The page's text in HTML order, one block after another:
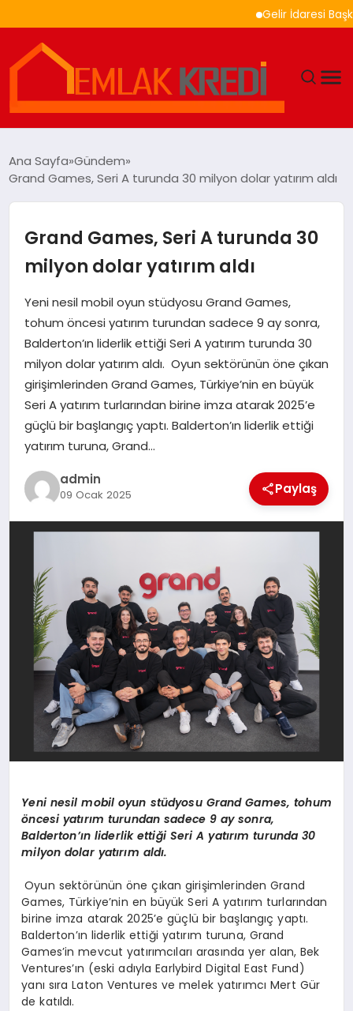
Gelir İdaresi Başkanlığı
DÜNYA
EĞITIM
MAGAZIN
SAĞLIK
SIYASET
SPOR
TEKNOLOJI
Ana Sayfa Gündem
Grand Games, Seri A turunda 30 milyon dolar yatırım aldı
Grand Games, Seri A turunda 30
milyon dolar yatırım aldı
Yeni nesil mobil oyun stüdyosu Grand Games,
tohum öncesi yatırım turundan sadece 9 ay sonra,
Balderton’ın liderlik ettiği Seri A yatırım turunda 30
milyon dolar yatırım aldı. Oyun sektörünün öne çıkan
girişimlerinden Grand Games, Türkiye’nin en büyük
Seri A yatırım turlarından birine imza atarak 2025’e
güçlü bir başlangıç yaptı. Balderton’ın liderlik ettiği
yatırım turuna, Grand…
admin
09 Ocak 2025 Paylaş
Yeni nesil mobil oyun stüdyosu Grand Games, tohum
öncesi yatırım turundan sadece 9 ay sonra,
Balderton’ın liderlik ettiği Seri A yatırım turunda 30
milyon dolar yatırım aldı.
Oyun sektörünün öne çıkan girişimlerinden Grand
Games, Türkiye’nin en büyük Seri A yatırım turlarından
birine imza atarak 2025’e güçlü bir başlangıç yaptı.
Balderton’ın liderlik ettiği yatırım turuna, Grand
Games’in mevcut yatırımcıları arasında yer alan, Bek
Ventures’ın (eski adıyla Earlybird Digital East Fund)
yanı sıra Laton Ventures ve melek yatırımcı Mert Gür
de katıldı.